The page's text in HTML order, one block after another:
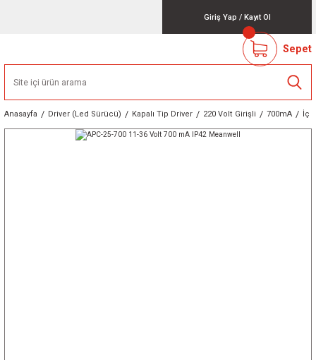
Giriş Yap / Kayıt Ol
Sepet
Anasayfa Driver (Led Sürücü) Kapalı Tip Driver 220 Volt Girişli 700mA İç